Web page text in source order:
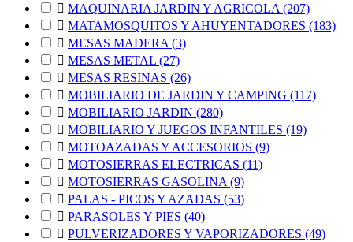
 MAQUINARIA JARDIN Y AGRICOLA(207)
 MATAMOSQUITOS Y AHUYENTADORES (183)
 MESAS MADERA(3)
 MESAS METAL (27)
 MESAS RESINAS (26)
 MOBILIARIO DE JARDIN Y CAMPING (117)
 MOBILIARIO JARDIN (280)
 MOBILIARIO Y JUEGOS INFANTILES (19)
 MOTOAZADAS Y ACCESORIOS (9)
 MOTOSIERRAS ELECTRICAS (11)
 MOTOSIERRAS GASOLINA(9)
 PALAS - PICOS Y AZADAS (53)
 PARASOLES Y PIES (40)
 PULVERIZADORES Y VAPORIZADORES (49)